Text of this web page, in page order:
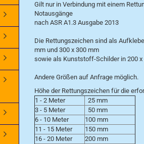
Gilt nur in Verbindung mit einem
Notausgänge
nach ASR A1.3 Ausgabe 2013
Die Rettungszeichen sind als
mm und 300 x 300 mm
sowie als Kunststoff-Schilder in 200 x
Andere Größen auf Anfrage möglich.
Höhe der Rettungszeichen für die
1 - 2 Meter
25 mm
3 - 5 Meter
50 mm
6 - 10 Meter
100 mm
11 - 15 Meter
150 mm
16 - 20 Meter
200 mm